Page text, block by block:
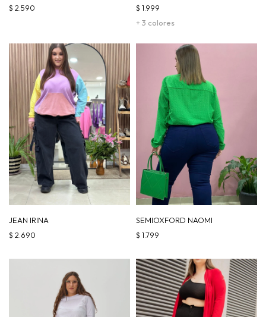
$ 2.590
+ 3 colores
$ 1.999
JEAN IRINA
$ 2.690
SEMIOXFORD NAOMI
$ 1.799